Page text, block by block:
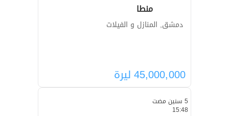
منطا
دمشق, المنازل و الفيلات
45,000,000ليرة
5 سنين مضت
15:48